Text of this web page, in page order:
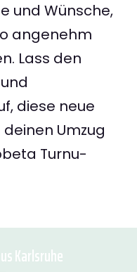
und Wünsche,
angenehm
Lass den
diese neue
Umzug
Turnu-
Karlsruhe